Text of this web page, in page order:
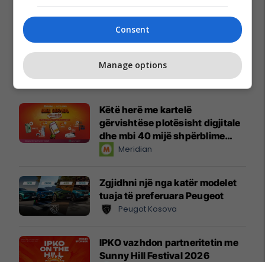
Promo Reklamo këtu
Këtë herë me kartelë
gërvishtëse plotësisht digjitale
dhe mbi 40 mijë shpërblime
instant!Meridian
Zgjidhni një nga katër modelet
tuaja të preferuara Peugeot
Peugot Kosova
IPKO vazhdon partneritetin me
Sunny Hill Festival 2026
Consent
Manage options